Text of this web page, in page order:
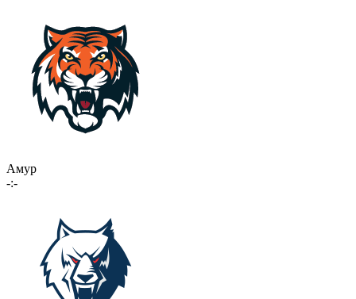
Амур
-:-